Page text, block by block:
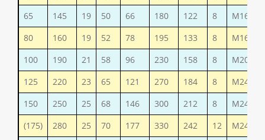
65
145 19 50 66 180 122 8
М16
80
160 19 52 78 195 133 8
М16
100
190 21 58 96 230 158 8
М20
125
220 23 65 121 270 184 8
М24
150
250 25 68 146 300 212 8
М24
(175)
280 25 70 177 330 242 12
М24